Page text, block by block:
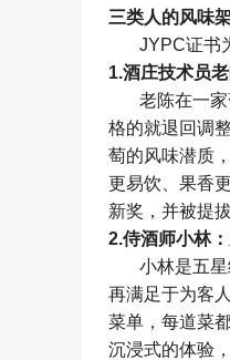
三类人的风味
JYPC证书
1.酒庄技术员
老陈在一
格的就退回调
萄的风味潜质
更易饮、果香
新奖，并被提
2.侍酒师小林
小林是五
再满足于为客
菜单，每道菜
沉浸式的体验